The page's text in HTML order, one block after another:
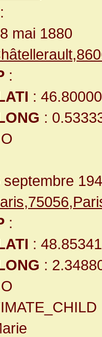
:
mai 1880
:
:
:
septembre
:
:
: